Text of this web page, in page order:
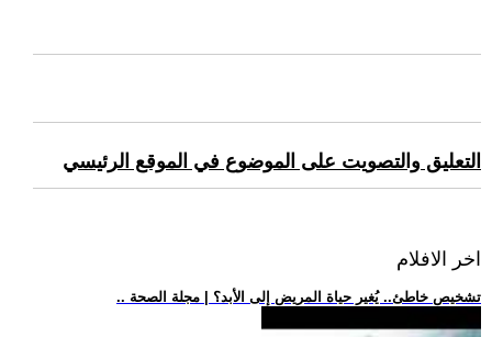
التعليق والتصويت على الموضوع في الموقع الرئيسي
اخر الافلام
.. تشخيص خاطئ.. يُغير حياة المريض إلى الأبد؟ | مجلة الصحة